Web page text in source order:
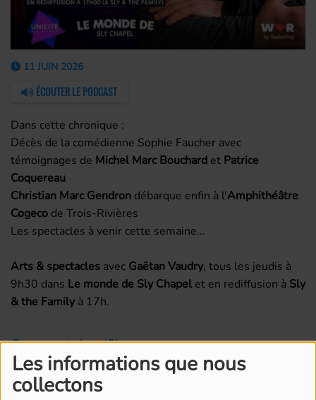
Les informations que nous
collectons
11 JUIN 2026
ÉCOUTER LE PODCAST
Dans cette chronique :
Décès de la comédienne Sophie Faucher avec
témoignages de Michel Marc Bouchard et Patrice
Coquereau
Christian Marc Gendron débarque enfin à l'Amphithéâtre
Cogeco de Trois-Rivières
Les spectacles à venir cette semaine...
Arts & spectacles avec Gaëtan Vaudry, tous les jeudis à
9h30 dans Le monde de Sly Chapel et en rediffusion à Sly
& the Familyà 17h.
Commentaires(0)